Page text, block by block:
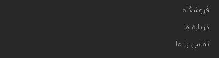
فروشگاه
درباره ما
تماس با ما